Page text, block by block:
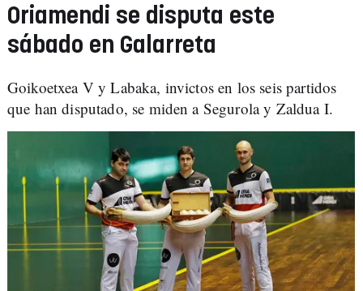
Oriamendi se disputa este
sábado en Galarreta
Goikoetxea V y Labaka, invictos en los seis partidos
que han disputado, se miden a Segurola y Zaldua I.